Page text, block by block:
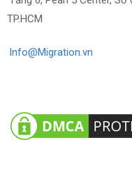
TP.HCM
Info@Migration.vn